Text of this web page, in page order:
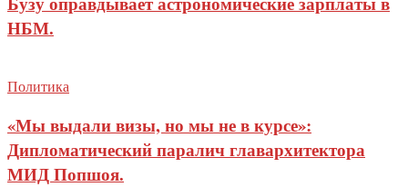
НБМ.
Политика
«Мы выдали визы, но мы не в курсе»:
Дипломатический паралич главархитектора
МИД Попшоя.